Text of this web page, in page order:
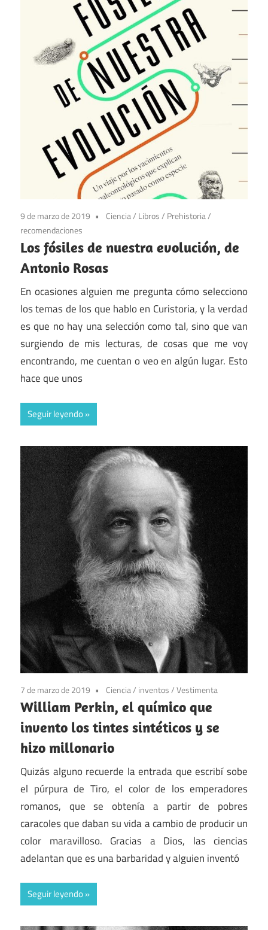
9 de marzo de 2019 Ciencia/ Libros/ Prehistoria/
recomendaciones
Los fósiles de nuestra evolución, de
Antonio Rosas
En ocasiones alguien me pregunta cómo selecciono
los temas de los que hablo en Curistoria, y la verdad
es que no hay una selección como tal, sino que van
surgiendo de mis lecturas, de cosas que me voy
encontrando, me cuentan o veo en algún lugar. Esto
hace que unos
Seguir leyendo
7 de marzo de 2019 Ciencia/ inventos/Vestimenta
William Perkin, el químico que
invento los tintes sintéticos y se
hizo millonario
Quizás alguno recuerde la entrada que escribí sobe
el púrpura de Tiro, el color de los emperadores
romanos, que se obtenía a partir de pobres
caracoles que daban su vida a cambio de producir un
color maravilloso. Gracias a Dios, las ciencias
adelantan que es una barbaridad y alguien inventó
Seguir leyendo